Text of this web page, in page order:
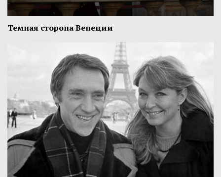
Темная сторона Венеции